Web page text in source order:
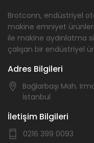
Brotconn, endüstriyel
makine emniyet
ile makine aydınlatma
çalışan bir endüstriyel
Adres Bilgileri
Bağlarbaşı Mah.
İstanbul
İletişim Bilgileri
0216 399 0093